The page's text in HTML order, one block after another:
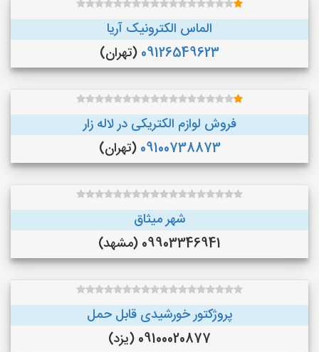
الماس الکترونیک آریا
09126549623 (تهران)
فروش لوازم الکتریکی در لاله زار
09100738873 (تهران)
شهر میثاق
09903346941 (مشهد)
پروژکتور خورشیدی قابل حمل
09100020877 (یزد)